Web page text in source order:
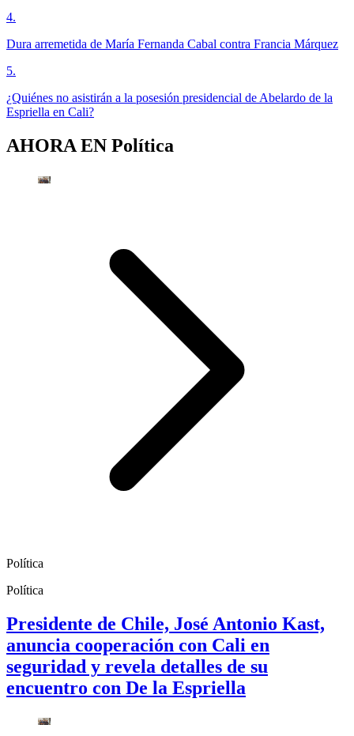
4.
Dura arremetida de María Fernanda Cabal contra Francia Márquez
5.
¿Quiénes no asistirán a la posesión presidencial de Abelardo de la
Espriella en Cali?
AHORA EN Política
Política
Política
Presidente de Chile, José Antonio Kast,
anuncia cooperación con Cali en
seguridad y revela detalles de su
encuentro con De la Espriella